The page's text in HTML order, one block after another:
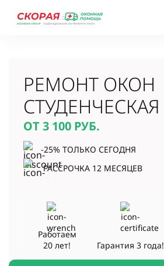
РЕМОНТ ОКОН
СТУДЕНЧЕСКАЯ
ОТ 3 100 РУБ.
-25% ТОЛЬКО СЕГОДНЯ
РАССРОЧКА 12 МЕСЯЦЕВ
Работаем
20 лет!
Гарантия3 года!